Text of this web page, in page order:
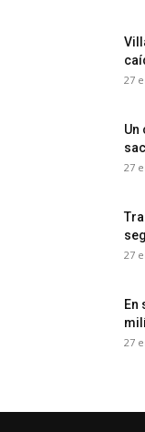
27
Un
27
27
En
27